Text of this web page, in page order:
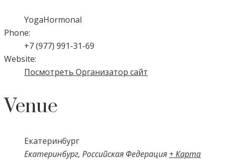
YogaHormonal
Phone:
+7 (977) 991-31-69
Website:
Посмотреть Организатор сайт
Venue
Екатеринбург
Екатеринбург, Российская Федерация + Карта